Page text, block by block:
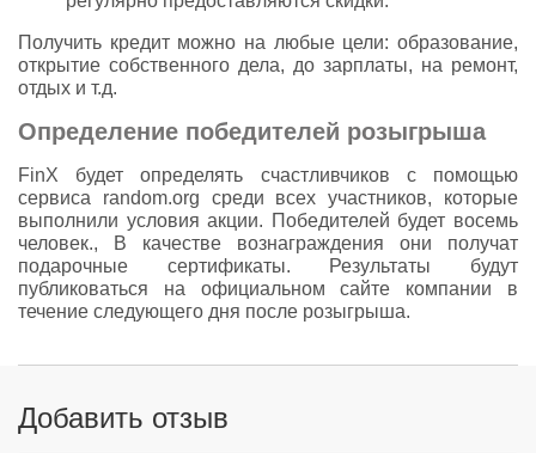
Получить кредит можно на любые цели: образование,
открытие собственного дела, до зарплаты, на ремонт,
отдых и т.д.
Определение победителей розыгрыша
FinX будет определять счастливчиков с помощью
сервиса random.org среди всех участников, которые
выполнили условия акции. Победителей будет восемь
человек., В качестве вознаграждения они получат
подарочные сертификаты. Результаты будут
публиковаться на официальном сайте компании в
течение следующего дня после розыгрыша.
Добавить отзыв